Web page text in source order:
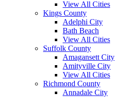
View All Cities
Kings County
Adelphi City
Bath Beach
View All Cities
Suffolk County
Amagansett City
Amityville City
View All Cities
Richmond County
Annadale City